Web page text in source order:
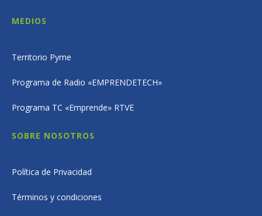
MEDIOS
Territorio Pyme
Programa de Radio «EMPRENDETECH»
Programa TC «Emprende» RTVE
SOBRE NOSOTROS
Política de Privacidad
Términos y condiciones